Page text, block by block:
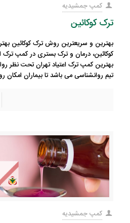
کمپ جمشیدیه
ترک کوکائین
بهترین و سریعترین روش ترک کوکائین
کوکائین، درمان و ترک بستری در کمپ ترک
بهترین کمپ ترک اعتیاد تهران تحت نظر
تیم روانشناسی می باشد تا بیماران امکان
کمپ جمشیدیه